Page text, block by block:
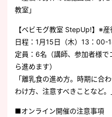
教室」
【ベビモグ教室 StepUp!】※
日程：1月15日（木）13：00-
定員：6名（講師、参加者様
ら進めます）
「離乳食の進め方。時期に合
わけ方、注意すべきことなど。
■オンライン開催の注意事項